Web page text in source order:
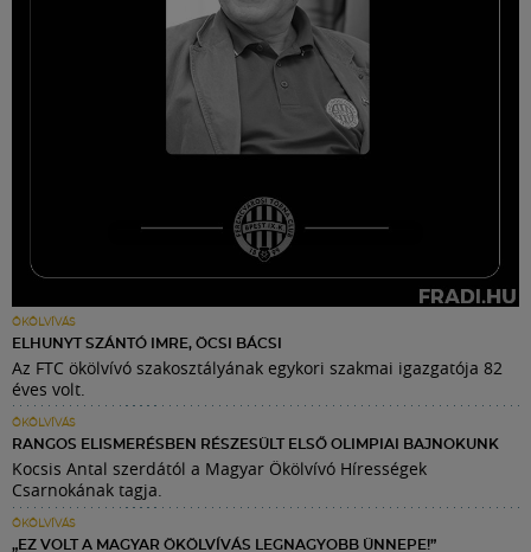
ÖKÖLVÍVÁS
ELHUNYT SZÁNTÓ IMRE, ÖCSI BÁCSI
Az FTC ökölvívó szakosztályának egykori szakmai igazgatója 82
éves volt.
ÖKÖLVÍVÁS
RANGOS ELISMERÉSBEN RÉSZESÜLT ELSŐ OLIMPIAI BAJNOKUNK
Kocsis Antal szerdától a Magyar Ökölvívó Hírességek
Csarnokának tagja.
ÖKÖLVÍVÁS
„EZ VOLT A MAGYAR ÖKÖLVÍVÁS LEGNAGYOBB ÜNNEPE!”